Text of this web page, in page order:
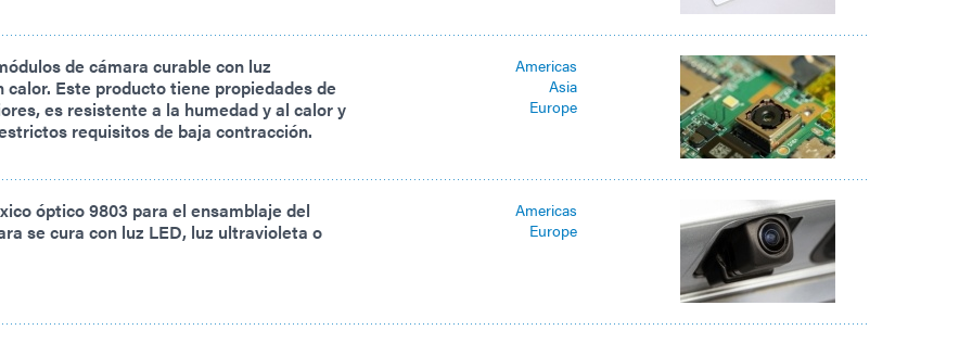
de cámara curable con luz
calor. Este producto tiene propiedades de
es resistente a la humedad y al calor y
requisitos de baja contracción.
Americas
Asia
Europe
óptico 9803 para el ensamblaje del
se cura con luz LED, luz ultravioleta o
Americas
Europe